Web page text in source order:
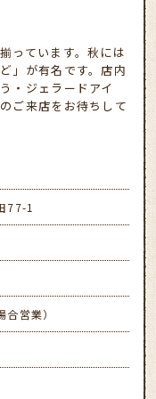
っています。秋には
」が有名です。店内
・ジェラードアイ
ご来店をお待ちして
77-1
営業）